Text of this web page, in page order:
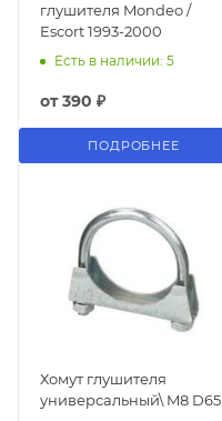
глушителя Mondeo /
Escort 1993-2000
Есть в наличии: 5
от390 ₽
ПОДРОБНЕЕ
Хомут глушителя
универсальный\ M8 D65